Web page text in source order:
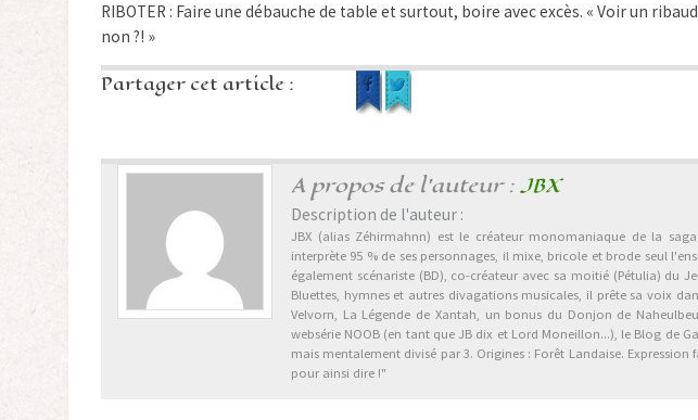
RIBOTER : Faire une débauche de table et surtout, boire avec excès. « Voir un
non ?! »
Partager cet article :
A propos de l'auteur :JBX
Description de l'auteur :
JBX (alias Zéhirmahnn) est le créateur monomaniaque de la saga
interprète 95 % de ses personnages, il mixe, bricole et brode seul
également scénariste (BD), co-créateur avec sa moitié (Pétulia) du
Bluettes, hymnes et autres divagations musicales, il prête sa voix
Velvorn, La Légende de Xantah, un bonus du Donjon de
websérie NOOB (en tant que JB dix et Lord Moneillon...), le Blog de
mais mentalement divisé par 3. Origines : Forêt Landaise. Expression
pour ainsi dire !"